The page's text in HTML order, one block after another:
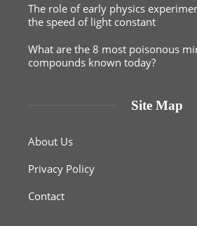
The role of early physics
the speed of light constant
What are the 8 most poisonous
compounds known today?
Site Map
About Us
Privacy Policy
Contact